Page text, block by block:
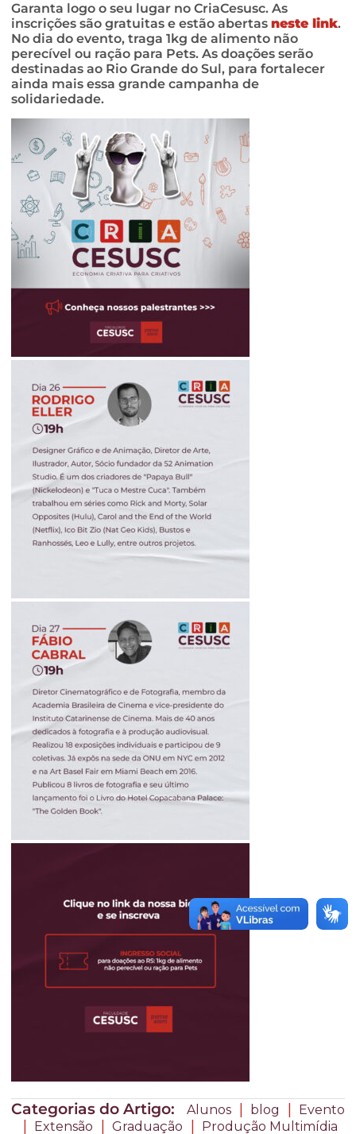
Garanta logo o seu lugar no CriaCesusc. As
inscrições são gratuitas e estão abertas neste link.
No dia do evento, traga 1kg de alimento não
perecível ou ração para Pets. As doações serão
destinadas ao Rio Grande do Sul, para fortalecer
ainda mais essa grande campanha de
solidariedade.
Categorias do Artigo: Alunos | blog | Evento
| Extensão | Graduação | Produção Multimídia